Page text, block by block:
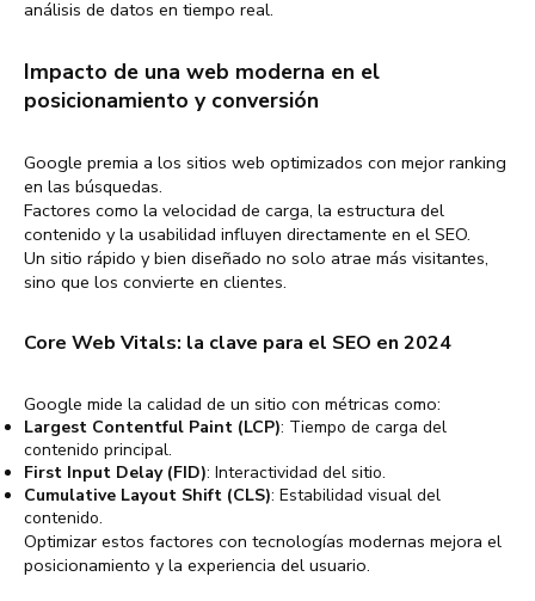
análisis de datos en tiempo real.
Impacto de una web moderna en el
posicionamiento y conversión
Google premia a los sitios web optimizados con mejor ranking
en las búsquedas.
Factores como la velocidad de carga, la estructura del
contenido y la usabilidad influyen directamente en el SEO.
Un sitio rápido y bien diseñado no solo atrae más visitantes,
sino que los convierte en clientes.
Core Web Vitals: la clave para el SEO en 2024
Google mide la calidad de un sitio con métricas como:
Largest Contentful Paint (LCP): Tiempo de carga del
contenido principal.
First Input Delay (FID): Interactividad del sitio.
Cumulative Layout Shift (CLS): Estabilidad visual del
contenido.
Optimizar estos factores con tecnologías modernas mejora el
posicionamiento y la experiencia del usuario.